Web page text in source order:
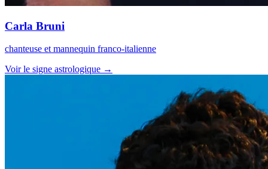
Carla Bruni
chanteuse et mannequin franco-italienne
Voir le signe astrologique →